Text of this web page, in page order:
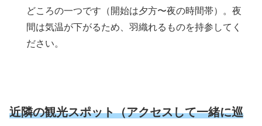
どころの一つです（開始は夕方〜夜の時間帯）。夜
間は気温が下がるため、羽織れるものを持参してく
ださい。
近隣の観光スポット（アクセスして一緒に巡